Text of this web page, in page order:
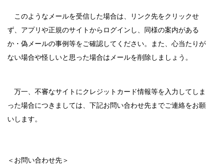
このようなメールを受信した場合は、リンク先をクリックせ
ず、アプリや正規のサイトからログインし、同様の案内がある
か・偽メールの事例等をご確認してください。また、心当たりが
ない場合や怪しいと思った場合はメールを削除しましょう。
万一、不審なサイトにクレジットカード情報等を入力してしま
った場合につきましては、下記お問い合わせ先までご連絡をお願
いします。
＜お問い合わせ先＞